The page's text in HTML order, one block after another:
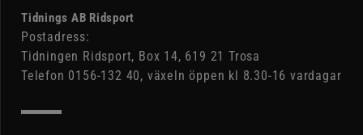
Tidnings AB Ridsport
Postadress:
Tidningen Ridsport, Box 14, 619 21 Trosa
Telefon 0156-132 40, växeln öppen kl 8.30-16 vardagar